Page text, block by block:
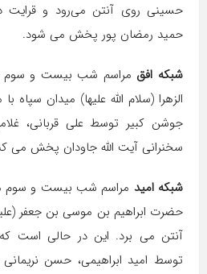
حسینی روی آنتن می‌رود و قرایت
حمید رمضان پور پخش می شود.
شبکه افق مراسم شب بیست و سوم
الزهرا (سلام الله علیها) میدان سپاه
جوشن کبیر توسط علی قربانی،
سخنرانی آیت الله جاودان پخش می
شبکه امید مراسم شب بیست و سوم
حضرت ابراهیم بن موسی بن جعفر
آنتن می برد. این در حالی است
توسط امید ابراهیمی، حسن